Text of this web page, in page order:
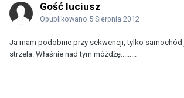
Gość luciusz
Opublikowano 5 Sierpnia 2012
Ja mam podobnie przy sekwencji, tylko samochód
strzela. Właśnie nad tym móżdżę.........